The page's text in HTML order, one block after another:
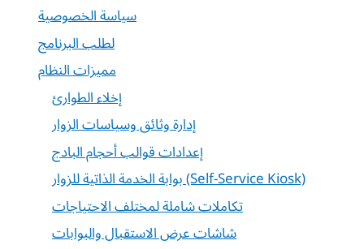
سياسة الخصوصية
لطلب البرنامج
مميزات النظام
إخلاء الطوارئ
إدارة وثائق وسياسات الزوار
إعدادات قوالب أحجام البادج
بوابة الخدمة الذاتية للزوار (Self-Service Kiosk)
تكاملات شاملة لمختلف الاحتياجات
شاشات عرض الاستقبال والبوابات